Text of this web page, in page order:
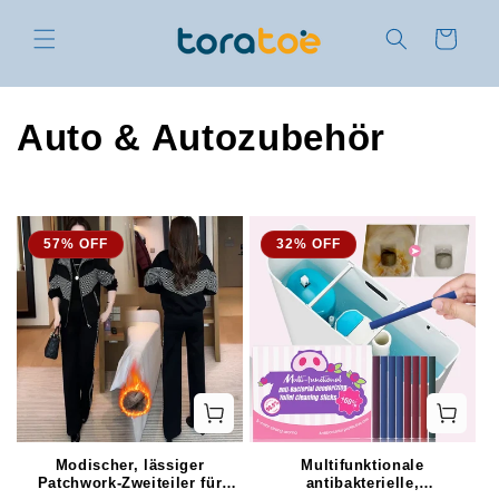
Inhalt
Warenkorb
K
t
e
g
o
r
Auto & Autozubehör
57% OFF
Modischer, lässiger
Patchwork-Zweiteiler für
32% OFF
Multifunktionale
antibakterielle,